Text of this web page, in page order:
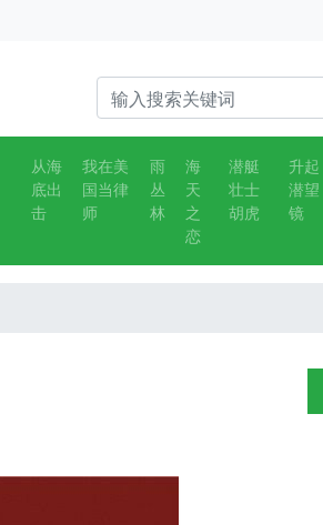
从海
底出
击
我在美
国当律
师
雨
丛
林
海
天
之
恋
潜艇
壮士
胡虎
升起
潜望
镜